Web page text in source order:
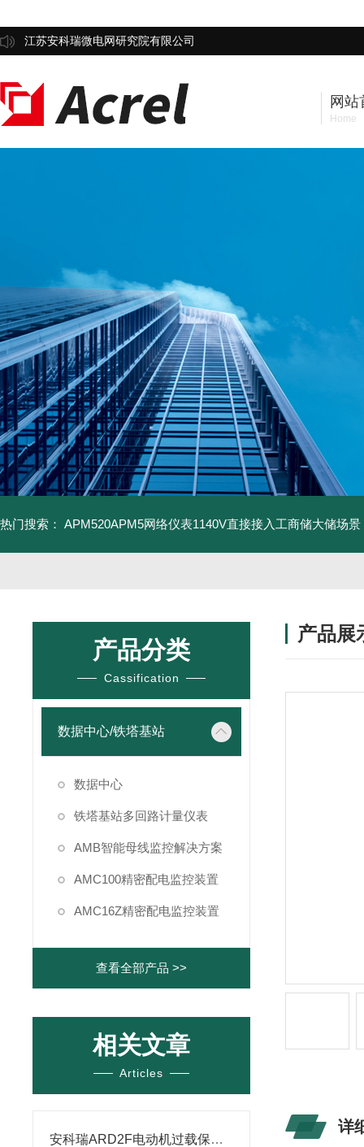
江苏安科瑞微电网研究院有限公司
网站
Home
热门搜索： APM520APM5网络仪表1140V直接接入工商储大储场景
产品分类
Cassification
数据中心/铁塔基站
数据中心
铁塔基站多回路计量仪表
AMB智能母线监控解决方案
AMC100精密配电监控装置
AMC16Z精密配电监控装置
查看全部产品 >>
相关文章
Articles
安科瑞ARD2F电动机过载保护器在某水泥厂的应用
产品展
详